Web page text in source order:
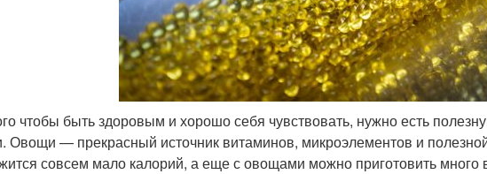
чтобы быть здоровым и хорошо себя чувствовать, нужно есть
Овощи — прекрасный источник витаминов, микроэлементов и
совсем мало калорий, а еще с овощами можно приготовить много